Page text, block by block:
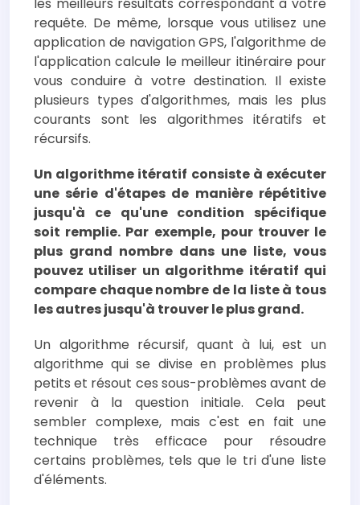
requête. De même, lorsque vous utilisez une
application de navigation GPS, l'algorithme de
l'application calcule le meilleur itinéraire pour
vous conduire à votre destination. Il existe
plusieurs types d'algorithmes, mais les plus
courants sont les algorithmes itératifs et
récursifs.
Un algorithme itératif consiste à exécuter
une série d'étapes de manière répétitive
jusqu'à ce qu'une condition spécifique
soit remplie. Par exemple, pour trouver le
plus grand nombre dans une liste, vous
pouvez utiliser un algorithme itératif qui
compare chaque nombre de la liste à tous
les autres jusqu'à trouver le plus grand.
Un algorithme récursif, quant à lui, est un
algorithme qui se divise en problèmes plus
petits et résout ces sous-problèmes avant de
revenir à la question initiale. Cela peut
sembler complexe, mais c'est en fait une
technique très efficace pour résoudre
certains problèmes, tels que le tri d'une liste
d'éléments.